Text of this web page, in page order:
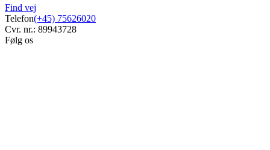
Find vej
Telefon(+45) 75626020
Cvr. nr.: 89943728
Følg os